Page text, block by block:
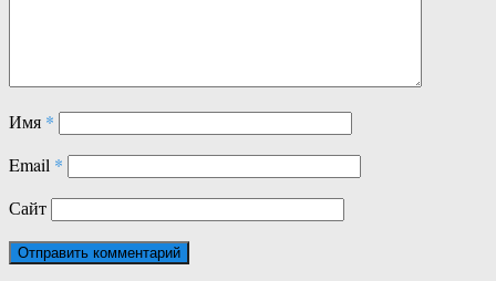
Имя *
Email *
Сайт